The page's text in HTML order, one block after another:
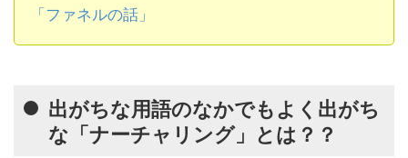
「ファネルの話」
出がちな用語のなかでもよく出がち
な「ナーチャリング」とは？？